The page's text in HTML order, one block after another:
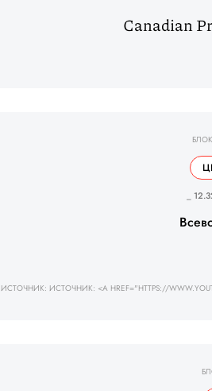
Canadian
_
ИСТОЧНИК: ИСТОЧНИК: <A HREF="HTTPS://